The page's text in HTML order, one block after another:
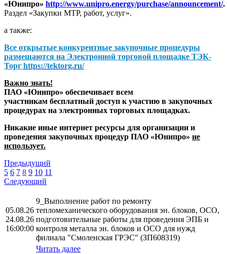
«Юнипро» http://www.unipro.energy/purchase/announcement/.
Раздел «Закупки МТР, работ, услуг».
а также:
Все открытые конкурентные закупочные процедуры
размещаются на Электронной торговой площадке ТЭК-
Торг https://tektorg.ru/
Важно знать!
ПАО «Юнипро» обеспечивает всем
участникам бесплатный доступ к участию в закупочных
процедурах на электронных торговых площадках.
Никакие иные интернет ресурсы для организации и
проведения закупочных процедур ПАО «Юнипро» не
использует.
Предыдущий
5 6 7 8 9 10 11
Следующий
05.08.26
24.08.26
16:00:00
9_Выполнение работ по ремонту
тепломеханического оборудования эн. блоков, ОСО,
подготовительные работы для проведения ЭПБ и
контроля металла эн. блоков и ОСО для нужд
филиала "Смоленская ГРЭС" (ЗП608319)
Читать далее